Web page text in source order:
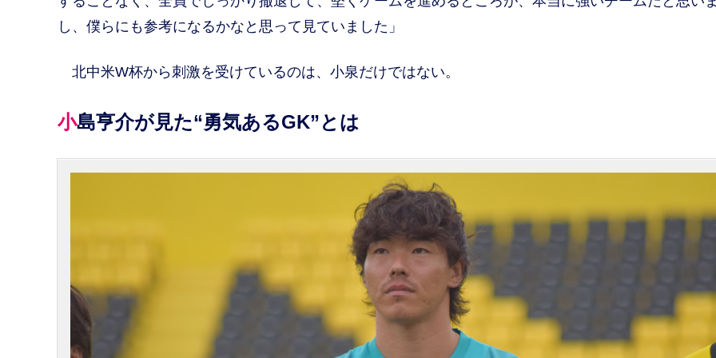
し、僕らにも参考になるかなと思って見ていました」
北中米W杯から刺激を受けているのは、小泉だけではない。
小島亨介が見た“勇気あるGK”とは